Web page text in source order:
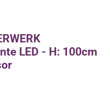
LED - H: 100cm